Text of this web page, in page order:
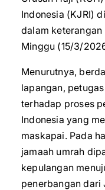
Indonesia (KJRI)
dalam
Minggu (15/3/
Menurutnya,
lapangan,
terhadap proses
Indonesia yang
maskapai. Pada
jamaah umrah
kepulangan
penerbangan dari